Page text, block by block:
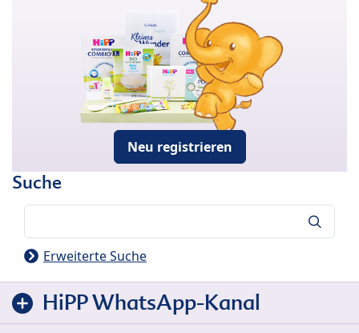
Neu registrieren
Suche
Erweiterte Suche
HiPP WhatsApp-Kanal